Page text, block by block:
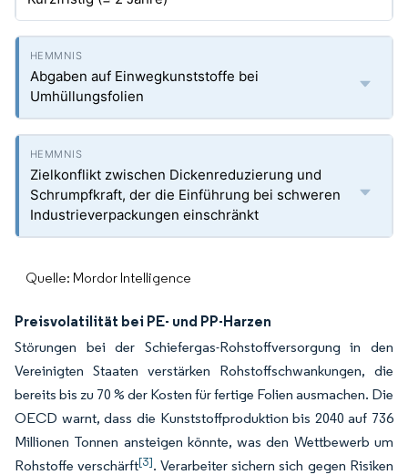
Abgaben auf Einwegkunststoffe bei
Umhüllungsfolien
Zielkonflikt zwischen Dickenreduzierung und
Schrumpfkraft, der die Einführung bei schweren
Industrieverpackungen einschränkt
Quelle: Mordor Intelligence
Preisvolatilität bei PE- und PP-Harzen
Störungen bei der Schiefergas-Rohstoffversorgung in den
Vereinigten Staaten verstärken Rohstoffschwankungen, die
bereits bis zu 70 % der Kosten für fertige Folien ausmachen. Die
OECD warnt, dass die Kunststoffproduktion bis 2040 auf 736
Millionen Tonnen ansteigen könnte, was den Wettbewerb um
Rohstoffe verschärft[3]. Verarbeiter sichern sich gegen Risiken